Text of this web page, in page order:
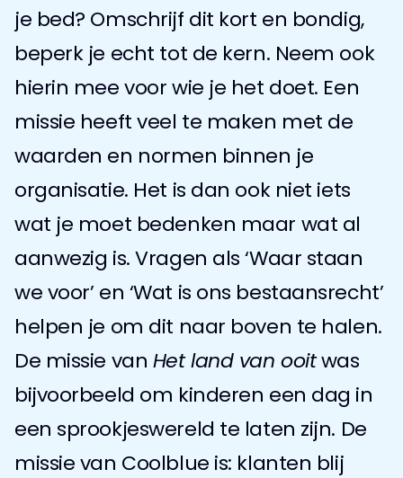
je bed? Omschrijf dit kort en bondig,
beperk je echt tot de kern. Neem ook
hierin mee voor wie je het doet. Een
missie heeft veel te maken met de
waarden en normen binnen je
organisatie. Het is dan ook niet iets
wat je moet bedenken maar wat al
aanwezig is. Vragen als ‘Waar staan
we voor’ en ‘Wat is ons bestaansrecht’
helpen je om dit naar boven te halen.
De missie van Het land van ooit was
bijvoorbeeld om kinderen een dag in
een sprookjeswereld te laten zijn. De
missie van Coolblue is: klanten blij